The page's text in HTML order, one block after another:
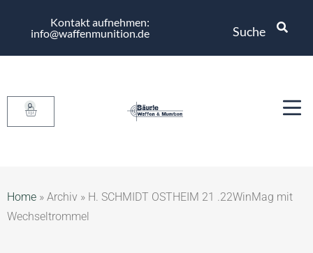
Kontakt aufnehmen:
info@waffenmunition.de
Suche
0
Home » Archiv » H. SCHMIDT OSTHEIM 21 .22WinMag mit
Wechseltrommel